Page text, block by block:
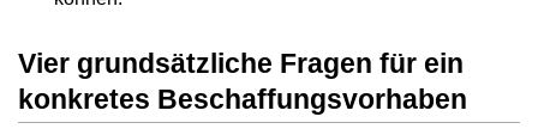
Vier grundsätzliche Fragen für ein
konkretes Beschaffungsvorhaben